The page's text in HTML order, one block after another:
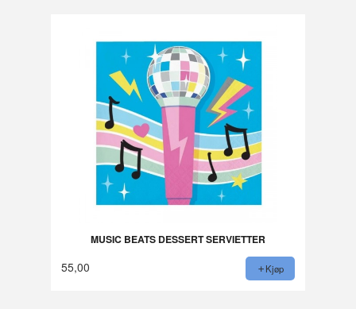
MUSIC BEATS DESSERT SERVIETTER
55,00 Kjøp